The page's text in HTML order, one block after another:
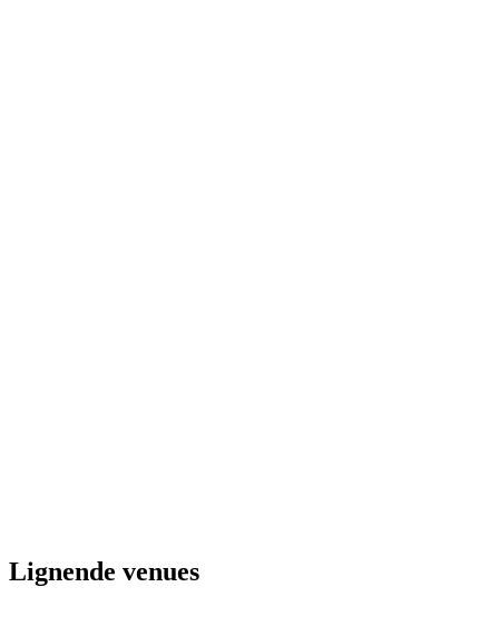
Lignende venues